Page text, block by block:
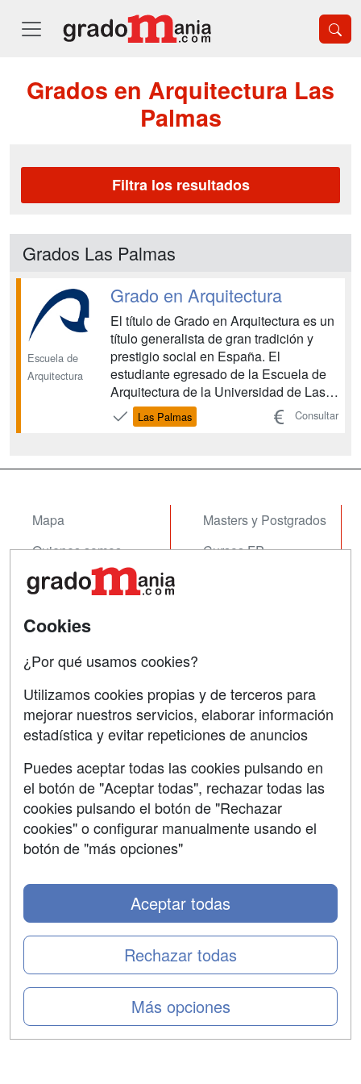
Grados en Arquitectura Las
Palmas
Filtra los resultados
Grados Las Palmas
Escuela de
Arquitectura
Grado en Arquitectura
El título de Grado en Arquitectura es un
título generalista de gran tradición y
prestigio social en España. El
estudiante egresado de la Escuela de
Arquitectura de la Universidad de Las
Palmas de Gran Canaria será capaz de
resolver adecuadamente un proyecto
Las Palmas Consultar
Mapa
Quienes somos
Tarifas publicidad
Masters y Postgrados
Cursos FP
Contactar
Confidencialidad
Copyleft
SÍGUENOS EN:
Cookies
¿Por qué usamos cookies?
Utilizamos cookies propias y de terceros para
mejorar nuestros servicios, elaborar información
estadística y evitar repeticiones de anuncios
Puedes aceptar todas las cookies pulsando en
el botón de "Aceptar todas", rechazar todas las
cookies pulsando el botón de "Rechazar
cookies" o configurar manualmente usando el
botón de "más opciones"
Más opciones
Rechazar todas
Aceptar todas